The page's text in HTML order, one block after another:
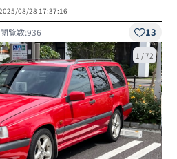
08/28 17:37:16
閲覧数:936 13
1 /72